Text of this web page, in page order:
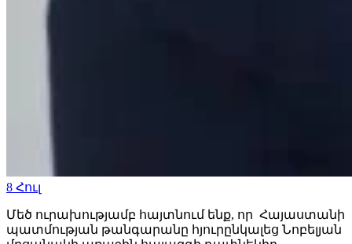
8 Հուլ
Մեծ ուրախությամբ հայտնում ենք, որ Հայաստանի
պատմության թանգարանը հյուրընկալեց Նոբելյան